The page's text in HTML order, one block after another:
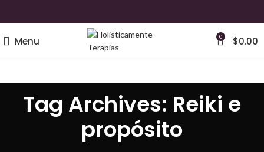
Menu 0 $0.00
Tag Archives: Reiki e
propósito